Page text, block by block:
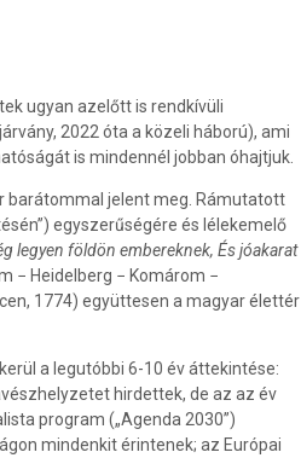
ugyan azelőtt is rendkívüli
2022 óta a közeli háború), ami
is mindennél jobban óhajtjuk.
barátommal jelent meg. Rámutatott
egyszerűségére és lélekemelő
legyen földön embereknek, És jóakarat
− Heidelberg − Komárom −
1774) együttesen a magyar élettér
a legutóbbi 6-10 év áttekintése:
hirdettek, de az az év
program („Agenda 2030”)
mindenkit érintenek; az Európai